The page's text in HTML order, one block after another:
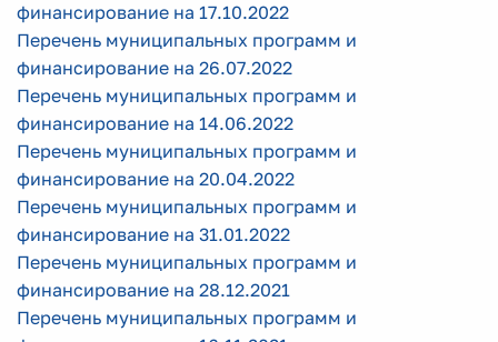
финансирование на 17.10.2022
Перечень муниципальных программ и
финансирование на 26.07.2022
Перечень муниципальных программ и
финансирование на 14.06.2022
Перечень муниципальных программ и
финансирование на 20.04.2022
Перечень муниципальных программ и
финансирование на 31.01.2022
Перечень муниципальных программ и
финансирование на 28.12.2021
Перечень муниципальных программ и